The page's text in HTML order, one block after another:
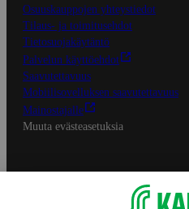
Osuuskauppojen yhteystiedot
Tilaus- ja toimitusehdot
Tietosuojakäytäntö
Palvelun käyttöehdot
Saavutettavuus
Mobiilisovelluksen saavutettavuus
Mainostajalle
Muuta evästeasetuksia
S-ryhmän palvelut